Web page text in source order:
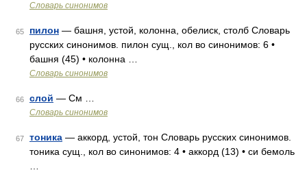
Словарь синонимов
65 пилон — башня, устой, колонна, обелиск, столб Словарь
русских синонимов. пилон сущ., кол во синонимов: 6 •
башня (45) • колонна …
Словарь синонимов
66 слой — См …
Словарь синонимов
67 тоника — аккорд, устой, тон Словарь русских синонимов.
тоника сущ., кол во синонимов: 4 • аккорд (13) • си бемоль